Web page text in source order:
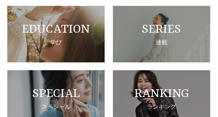
EDUCATION
学び
SERIES
連載
SPECIAL
スペシャル
RANKING
ランキング